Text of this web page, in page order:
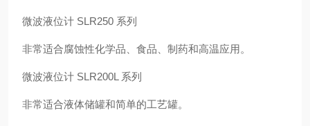
微波液位计 SLR250 系列
非常适合腐蚀性化学品、食品、制药和高温应用。
微波液位计 SLR200L 系列
非常适合液体储罐和简单的工艺罐。